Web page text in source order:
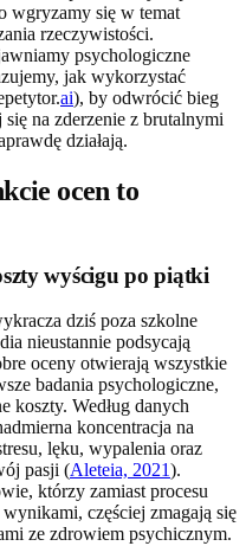
wgryzamy się w temat
rzeczywistości.
psychologiczne
jak wykorzystać
ai), by odwrócić bieg
się na zderzenie z brutalnymi
działają.
ocen to
wyścigu po piątki
dziś poza szkolne
nieustannie podsycają
oceny otwierają wszystkie
badania psychologiczne,
koszty. Według danych
koncentracja na
lęku, wypalenia oraz
pasji (Aleteia, 2021).
którzy zamiast procesu
częściej zmagają się
ze zdrowiem psychicznym.